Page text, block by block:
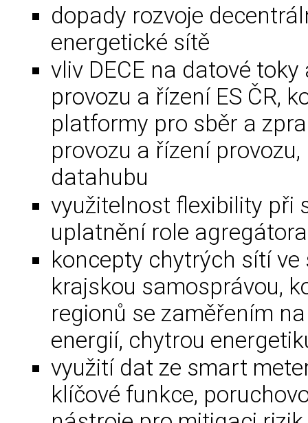
dopady rozvoje
energetické sítě
vliv DECE na datové
provozu a řízení ES ČR,
platformy pro sběr a
provozu a řízení
datahubu
využitelnost flexibility při
uplatnění role
koncepty chytrých sítí
krajskou samosprávou,
regionů se zaměřením
energií, chytrou
využití dat ze smart
klíčové funkce,